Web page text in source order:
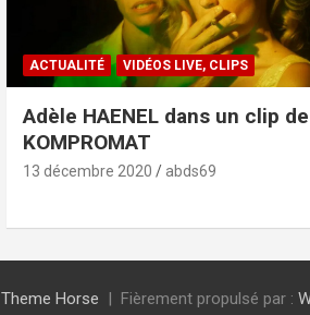
ACTUALITÉ VIDÉOS LIVE, CLIPS
Adèle HAENEL dans un clip de
KOMPROMAT
13 décembre 2020 abds69
Theme Horse Fièrement propulsé par :